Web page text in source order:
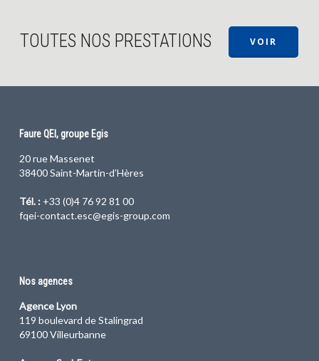
TOUTES NOS PRESTATIONS VOIR
Faure QEI, groupe Egis
20 rue Massenet
38400 Saint-Martin-d’Hères
Tél. :+33 (0)4 76 92 81 00
fqei-contact.esc@egis-group.com
Nos agences
Agence Lyon
119 boulevard de Stalingrad
69100 Villeurbanne